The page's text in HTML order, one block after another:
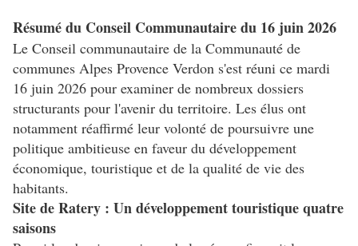
Résumé du Conseil Communautaire du 16 juin 2026
Le Conseil communautaire de la Communauté de
communes Alpes Provence Verdon s'est réuni ce mardi
16 juin 2026 pour examiner de nombreux dossiers
structurants pour l'avenir du territoire. Les élus ont
notamment réaffirmé leur volonté de poursuivre une
politique ambitieuse en faveur du développement
économique, touristique et de la qualité de vie des
habitants.
Site de Ratery : Un développement touristique quatre
saisons